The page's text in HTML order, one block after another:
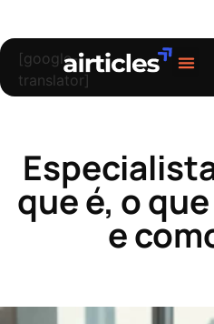
[google-
translator]
que é, o
e